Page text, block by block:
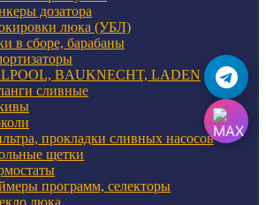
дозатора
люка (УБЛ)
в сборе, барабаны
BAUKNECHT, LADEN
сливные
прокладки сливных насосов
щетки
программ, селекторы
люка